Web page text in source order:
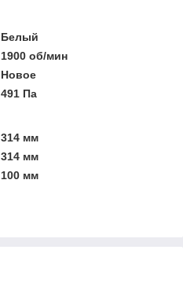
Белый
1900 об/мин
Новое
491 Па
314 мм
314 мм
100 мм